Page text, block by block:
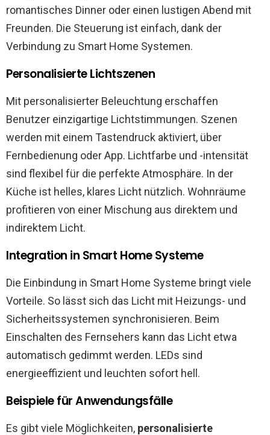
romantisches Dinner oder einen lustigen Abend mit
Freunden. Die Steuerung ist einfach, dank der
Verbindung zu Smart Home Systemen.
Personalisierte Lichtszenen
Mit personalisierter Beleuchtung erschaffen
Benutzer einzigartige Lichtstimmungen. Szenen
werden mit einem Tastendruck aktiviert, über
Fernbedienung oder App. Lichtfarbe und -intensität
sind flexibel für die perfekte Atmosphäre. In der
Küche ist helles, klares Licht nützlich. Wohnräume
profitieren von einer Mischung aus direktem und
indirektem Licht.
Integration in Smart Home Systeme
Die Einbindung in Smart Home Systeme bringt viele
Vorteile. So lässt sich das Licht mit Heizungs- und
Sicherheitssystemen synchronisieren. Beim
Einschalten des Fernsehers kann das Licht etwa
automatisch gedimmt werden. LEDs sind
energieeffizient und leuchten sofort hell.
Beispiele für Anwendungsfälle
Es gibt viele Möglichkeiten, personalisierte